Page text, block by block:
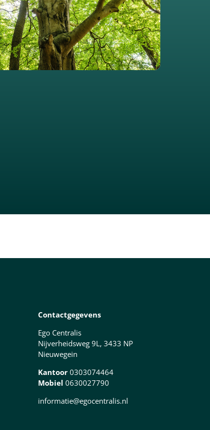
Contactgegevens
Ego Centralis
Nijverheidsweg 9L, 3433 NP
Nieuwegein
Kantoor0303074464
Mobiel0630027790
informatie@egocentralis.nl